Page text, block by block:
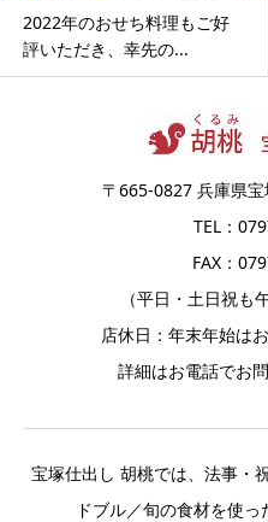
2022年のおせち料理もご好
評いただき、幸先の...
〒665-0827 兵庫県
TEL：
FAX：
（平日・土日祝も
店休日：年末年始は
詳細はお電話でお
宝塚仕出し 胡桃では、法事・
ドブル／旬の食材を使っ